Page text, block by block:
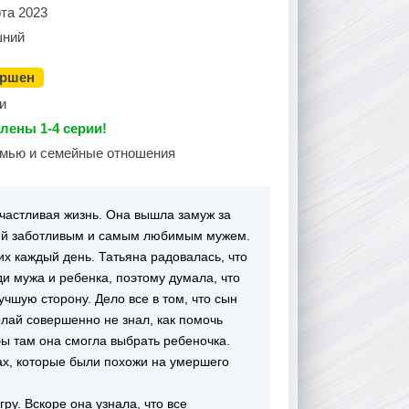
2023
1-4 серии!
и семейные отношения
жизнь. Она вышла замуж за
заботливым и самым любимым мужем.
каждый день. Татьяна радовалась, что
мужа и ребенка, поэтому думала, что
сторону. Дело все в том, что сын
совершенно не знал, как помочь
там она смогла выбрать ребеночка.
которые были похожи на умершего
Вскоре она узнала, что все